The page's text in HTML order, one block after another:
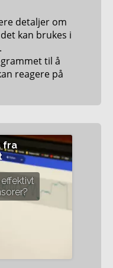
detaljer om
kan brukes i
til å
reagere på
fra